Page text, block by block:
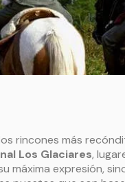
rincones más
Los Glaciares,
máxima expresión,